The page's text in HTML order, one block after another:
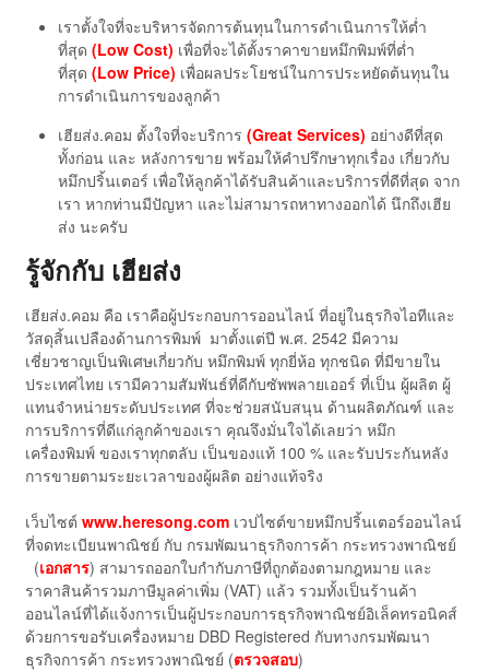
เราตั้งใจที่จะบริหารจัดการต้นทุนในการดำเนินการให้ต่ำ
ที่สุด (Low Cost) เพื่อที่จะได้ตั้งราคาขายหมึกพิมพ์ที่ต่ำ
ที่สุด (Low Price) เพื่อผลประโยชน์ในการประหยัดต้นทุนใน
การดำเนินการของลูกค้า
เฮียส่ง.คอม ตั้งใจที่จะบริการ (Great Services) อย่างดีที่สุด
ทั้งก่อน และ หลังการขาย พร้อมให้คำปรึกษาทุกเรื่อง เกี่ยวกับ
หมึกปริ้นเตอร์ เพื่อให้ลูกค้าได้รับสินค้าและบริการที่ดีที่สุด จาก
เรา หากท่านมีปัญหา และไม่สามารถหาทางออกได้ นึกถึงเฮีย
ส่ง นะครับ
รู้จักกับ เฮียส่ง
เฮียส่ง.คอม คือ เราคือผู้ประกอบการออนไลน์ ที่อยู่ในธุรกิจไอทีและ
วัสดุสิ้นเปลืองด้านการพิมพ์ มาตั้งแต่ปี พ.ศ. 2542 มีความ
เชี่ยวชาญเป็นพิเศษเกี่ยวกับ หมึกพิมพ์ ทุกยี่ห้อ ทุกชนิด ที่มีขายใน
ประเทศไทย เรามีความสัมพันธ์ที่ดีกับซัพพลายเออร์ ที่เป็น ผู้ผลิต ผู้
แทนจำหน่ายระดับประเทศ ที่จะช่วยสนับสนุน ด้านผลิตภัณฑ์ และ
การบริการที่ดีแก่ลูกค้าของเรา คุณจึงมั่นใจได้เลยว่า หมึก
เครื่องพิมพ์ ของเราทุกตลับ เป็นของแท้ 100 % และรับประกันหลัง
การขายตามระยะเวลาของผู้ผลิต อย่างแท้จริง
เว็บไซต์ www.heresong.comเวปไซต์ขายหมึกปริ้นเตอร์ออนไลน์
ที่จดทะเบียนพาณิชย์ กับ กรมพัฒนาธุรกิจการค้า กระทรวงพาณิชย์
(เอกสาร) สามารถออกใบกำกับภาษีที่ถูกต้องตามกฎหมาย และ
ราคาสินค้ารวมภาษีมูลค่าเพิ่ม (VAT) แล้ว รวมทั้งเป็นร้านค้า
ออนไลน์ที่ได้แจ้งการเป็นผู้ประกอบการธุรกิจพาณิชย์อิเล็คทรอนิคส์
ด้วยการขอรับเครื่องหมาย DBD Registered กับทางกรมพัฒนา
ธุรกิจการค้า กระทรวงพาณิชย์ (ตรวจสอบ)